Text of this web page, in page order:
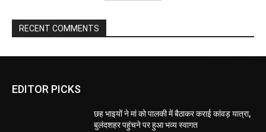
RECENT COMMENTS
EDITOR PICKS
छह भाइयों ने मां को पालकी में बैठाकर कराई कांवड़ यात्रा,
बुलंदशहर पहुंचने पर हुआ भव्य स्वागत